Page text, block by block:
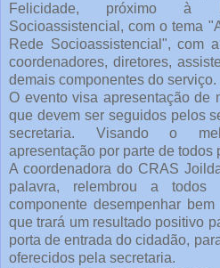
Felicidade, próximo à
Socioassistencial, com o tema
Rede Socioassistencial", com
coordenadores, diretores,
demais componentes do serviço.
O evento visa apresentação de
que devem ser seguidos pelos
secretaria. Visando o
apresentação por parte de todos
A coordenadora do CRAS
palavra, relembrou a
componente desempenhar
que trará um resultado positivo
porta de entrada do cidadão,
oferecidos pela secretaria.